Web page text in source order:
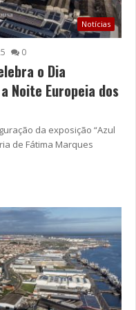
Notícias
0
o Dia
Noite Europeia dos
da exposição “Azul
de Fátima Marques